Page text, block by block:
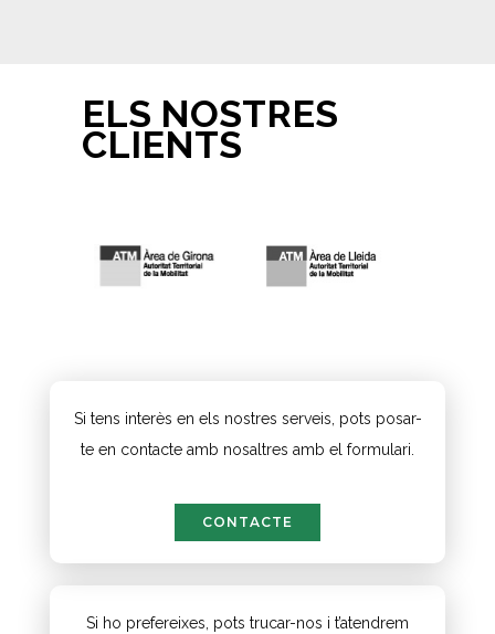
ELS NOSTRES
CLIENTS
Si tens interès en els nostres serveis, pots posar-
te en contacte amb nosaltres amb el formulari.
CONTACTE
Si ho prefereixes, pots trucar-nos i t’atendrem